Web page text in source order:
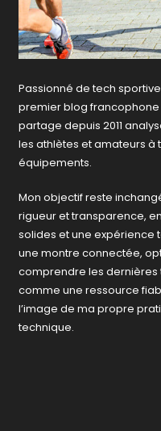
Passionné de tech
premier blog francophone
partage depuis 2011
les athlètes et amateurs à
équipements.
Mon objectif reste
rigueur et transparence,
solides et une expérience
une montre connectée,
comprendre les dernières
comme une ressource
l’image de ma propre
technique.